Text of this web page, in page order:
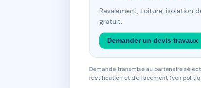
Ravalement, toiture, isolation
gratuit.
Demander un devis travaux
Demande transmise au partenaire
rectification et d'effacement (voir